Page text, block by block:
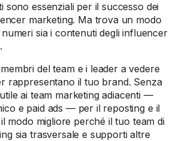
sono essenziali per il successo dei
marketing. Ma trova un modo
sia i contenuti degli influencer
del team e i leader a vedere
rappresentano il tuo brand. Senza
ai team marketing adiacenti —
e paid ads — per il reposting e il
modo migliore perché il tuo team di
sia trasversale e supporti altre